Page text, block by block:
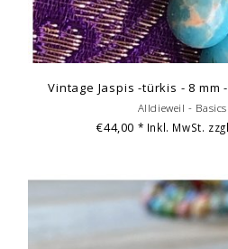
Vintage Jaspis -türkis - 8
Alldieweil -
€44,00 * Inkl. MwSt.